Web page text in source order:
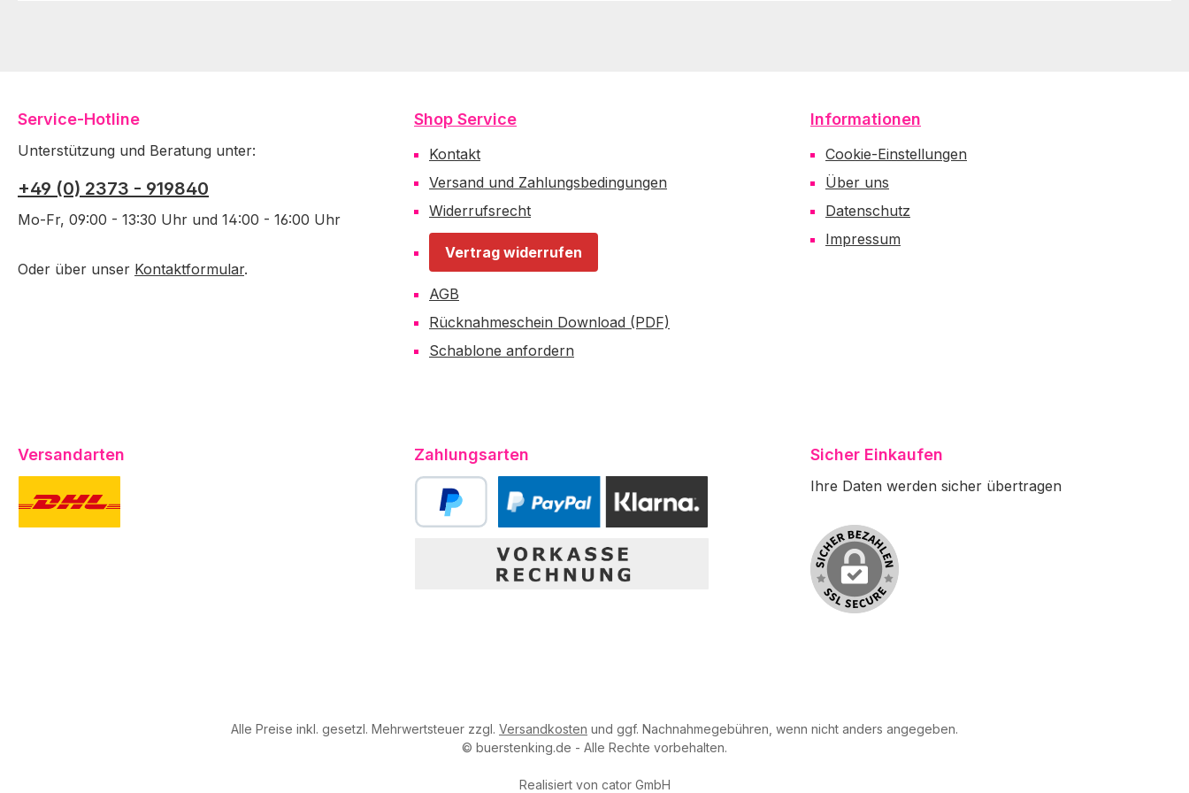
Service-Hotline
Unterstützung und Beratung unter:
+49 (0) 2373 - 919840
Mo-Fr, 09:00 - 13:30 Uhr und 14:00 - 16:00 Uhr
Oder über unser Kontaktformular.
Shop Service
Kontakt
Versand und Zahlungsbedingungen
Widerrufsrecht
Vertrag widerrufen
AGB
Rücknahmeschein Download (PDF)
Schablone anfordern
Informationen
Cookie-Einstellungen
Über uns
Datenschutz
Impressum
Versandarten Zahlungsarten Sicher Einkaufen
Ihre Daten werden sicher übertragen
Alle Preise inkl. gesetzl. Mehrwertsteuer zzgl. Versandkosten und ggf. Nachnahmegebühren, wenn nicht anders angegeben.
© buerstenking.de - Alle Rechte vorbehalten.
Realisiert von cator GmbH